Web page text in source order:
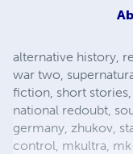
alternative history,
war two,
fiction, short
national redoubt,
germany, zhukov,
control, mkultra,